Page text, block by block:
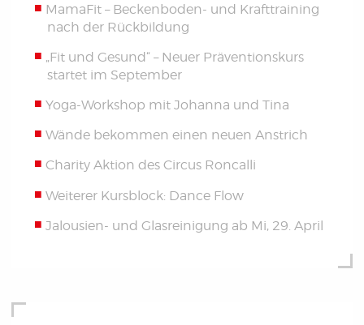
MamaFit – Beckenboden- und Krafttraining
nach der Rückbildung
„Fit und Gesund“ – Neuer Präventionskurs
startet im September
Yoga-Workshop mit Johanna und Tina
Wände bekommen einen neuen Anstrich
Charity Aktion des Circus Roncalli
Weiterer Kursblock: Dance Flow
Jalousien- und Glasreinigung ab Mi, 29. April